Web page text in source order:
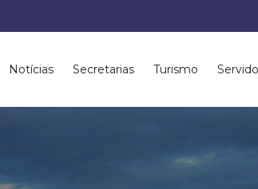
Notícias Secretarias Turismo